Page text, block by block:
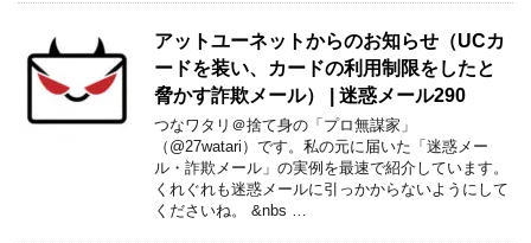
アットユーネットからのお知らせ（UCカ
ードを装い、カードの利用制限をしたと
脅かす詐欺メール） | 迷惑メール290
つなワタリ＠捨て身の「プロ無謀家」
（@27watari）です。私の元に届いた「迷惑メー
ル・詐欺メール」の実例を最速で紹介しています。
くれぐれも迷惑メールに引っかからないようにして
くださいね。 &nbs …